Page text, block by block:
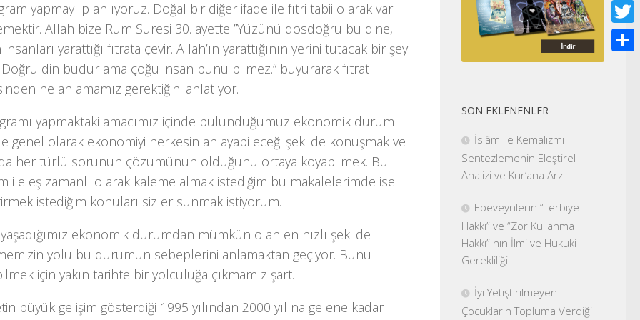
yapmayı planlıyoruz. Doğal bir diğer ifade ile fıtri tabii olarak var
Allah bize Rum Suresi 30. ayette ”Yüzünü dosdoğru bu dine,
insanları yarattığı fıtrata çevir. Allah’ın yarattığının yerini tutacak bir şey
din budur ama çoğu insan bunu bilmez.” buyurarak fıtrat
ne anlamamız gerektiğini anlatıyor.
yapmaktaki amacımız içinde bulunduğumuz ekonomik durum
genel olarak ekonomiyi herkesin anlayabileceği şekilde konuşmak ve
her türlü sorunun çözümünün olduğunu ortaya koyabilmek. Bu
ile eş zamanlı olarak kaleme almak istediğim bu makalelerimde ise
istediğim konuları sizler sunmak istiyorum.
ekonomik durumdan mümkün olan en hızlı şekilde
yolu bu durumun sebeplerini anlamaktan geçiyor. Bunu
için yakın tarihte bir yolculuğa çıkmamız şart.
büyük gelişim gösterdiği 1995 yılından 2000 yılına gelene kadar
SON EKLENENLER
İslâm ile Kemalizmi
Sentezlemenin Eleştirel
Analizi ve Kur’ana Arzı
Ebeveynlerin “Terbiye
Hakkı” ve “Zor Kullanma
Hakkı” nın İlmi ve Hukuki
Gerekliliği
İyi Yetiştirilmeyen
Çocukların Topluma Verdiği